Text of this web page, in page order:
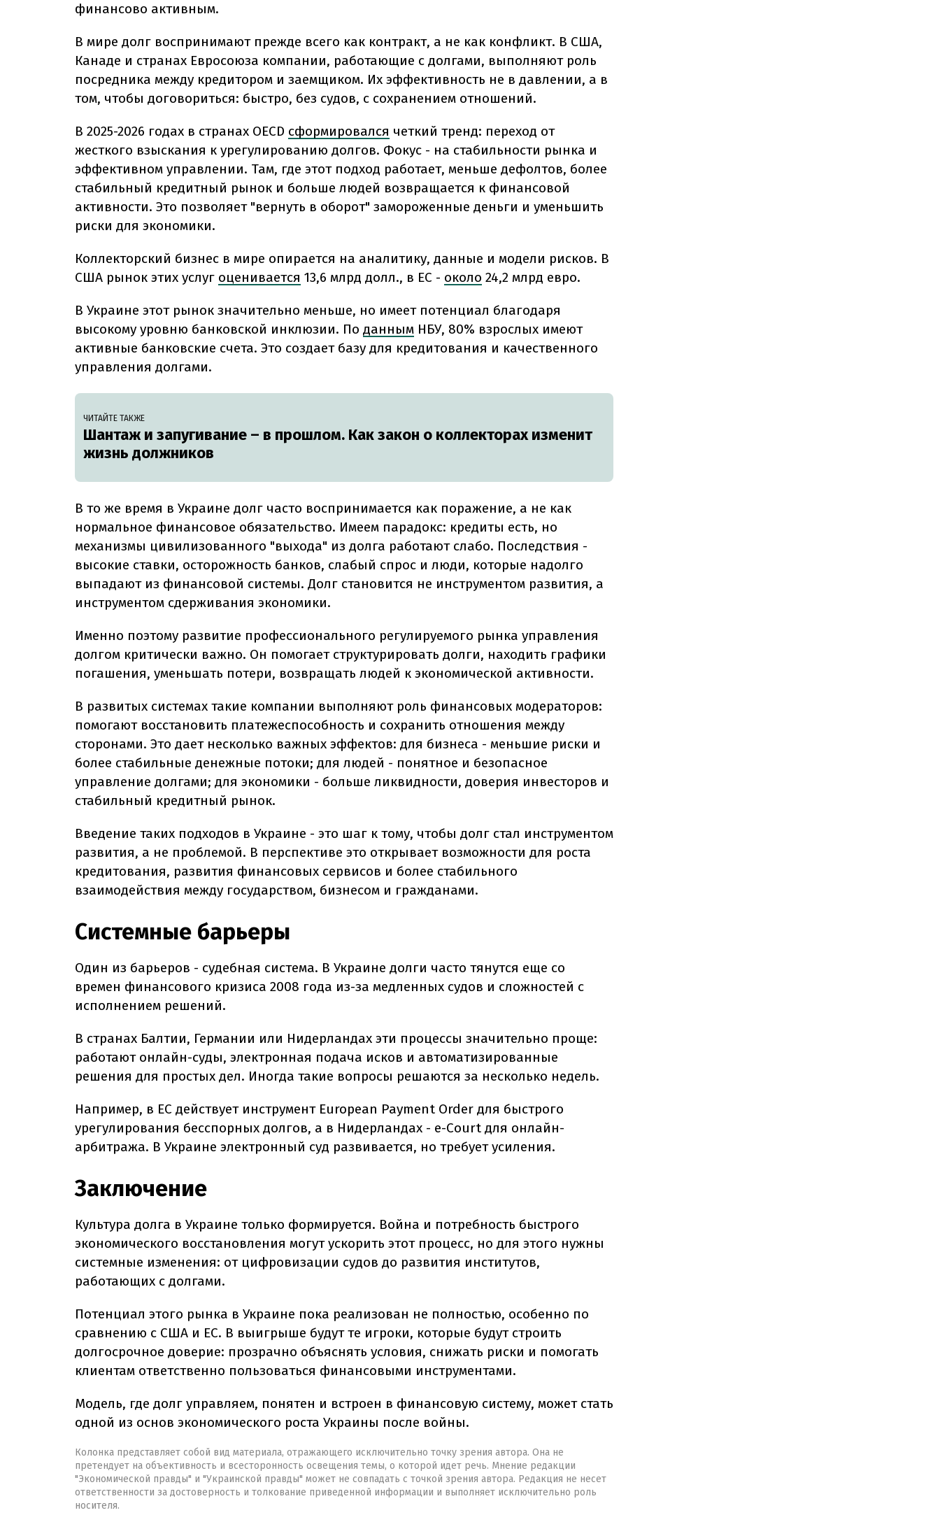
финансово активным.
В мире долг воспринимают прежде всего как контракт, а не как конфликт. В США,
Канаде и странах Евросоюза компании, работающие с долгами, выполняют роль
посредника между кредитором и заемщиком. Их эффективность не в давлении, а в
том, чтобы договориться: быстро, без судов, с сохранением отношений.
В 2025-2026 годах в странах OECD сформировался четкий тренд: переход от
жесткого взыскания к урегулированию долгов. Фокус - на стабильности рынка и
эффективном управлении. Там, где этот подход работает, меньше дефолтов, более
стабильный кредитный рынок и больше людей возвращается к финансовой
активности. Это позволяет "вернуть в оборот" замороженные деньги и уменьшить
риски для экономики.
Коллекторский бизнес в мире опирается на аналитику, данные и модели рисков. В
США рынок этих услуг оценивается 13,6 млрд долл., в ЕС - около 24,2 млрд евро.
В Украине этот рынок значительно меньше, но имеет потенциал благодаря
высокому уровню банковской инклюзии. По данным НБУ, 80% взрослых имеют
активные банковские счета. Это создает базу для кредитования и качественного
управления долгами.
ЧИТАЙТЕ ТАКЖЕ
Шантаж и запугивание – в прошлом. Как закон о коллекторах изменит
жизнь должников
В то же время в Украине долг часто воспринимается как поражение, а не как
нормальное финансовое обязательство. Имеем парадокс: кредиты есть, но
механизмы цивилизованного "выхода" из долга работают слабо. Последствия -
высокие ставки, осторожность банков, слабый спрос и люди, которые надолго
выпадают из финансовой системы. Долг становится не инструментом развития, а
инструментом сдерживания экономики.
Именно поэтому развитие профессионального регулируемого рынка управления
долгом критически важно. Он помогает структурировать долги, находить графики
погашения, уменьшать потери, возвращать людей к экономической активности.
В развитых системах такие компании выполняют роль финансовых модераторов:
помогают восстановить платежеспособность и сохранить отношения между
сторонами. Это дает несколько важных эффектов: для бизнеса - меньшие риски и
более стабильные денежные потоки; для людей - понятное и безопасное
управление долгами; для экономики - больше ликвидности, доверия инвесторов и
стабильный кредитный рынок.
Введение таких подходов в Украине - это шаг к тому, чтобы долг стал инструментом
развития, а не проблемой. В перспективе это открывает возможности для роста
кредитования, развития финансовых сервисов и более стабильного
взаимодействия между государством, бизнесом и гражданами.
Системные барьеры
Один из барьеров - судебная система. В Украине долги часто тянутся еще со
времен финансового кризиса 2008 года из-за медленных судов и сложностей с
исполнением решений.
В странах Балтии, Германии или Нидерландах эти процессы значительно проще:
работают онлайн-суды, электронная подача исков и автоматизированные
решения для простых дел. Иногда такие вопросы решаются за несколько недель.
Например, в ЕС действует инструмент European Payment Order для быстрого
урегулирования бесспорных долгов, а в Нидерландах - e-Court для онлайн-
арбитража. В Украине электронный суд развивается, но требует усиления.
Заключение
Культура долга в Украине только формируется. Война и потребность быстрого
экономического восстановления могут ускорить этот процесс, но для этого нужны
системные изменения: от цифровизации судов до развития институтов,
работающих с долгами.
Потенциал этого рынка в Украине пока реализован не полностью, особенно по
сравнению с США и ЕС. В выигрыше будут те игроки, которые будут строить
долгосрочное доверие: прозрачно объяснять условия, снижать риски и помогать
клиентам ответственно пользоваться финансовыми инструментами.
Модель, где долг управляем, понятен и встроен в финансовую систему, может стать
одной из основ экономического роста Украины после войны.
Колонка представляет собой вид материала, отражающего исключительно точку зрения автора. Она не
претендует на объективность и всесторонность освещения темы, о которой идет речь. Мнение редакции
"Экономической правды" и "Украинской правды" может не совпадать с точкой зрения автора. Редакция не несет
ответственности за достоверность и толкование приведенной информации и выполняет исключительно роль
носителя.